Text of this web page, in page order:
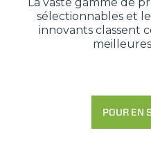
Accetta
sélectionnables et
innovants classent
POUR EN